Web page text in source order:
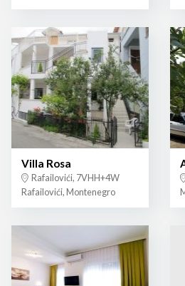
Villa Rosa
Rafailovići, 7VHH+4W
Rafailovići, Montenegro